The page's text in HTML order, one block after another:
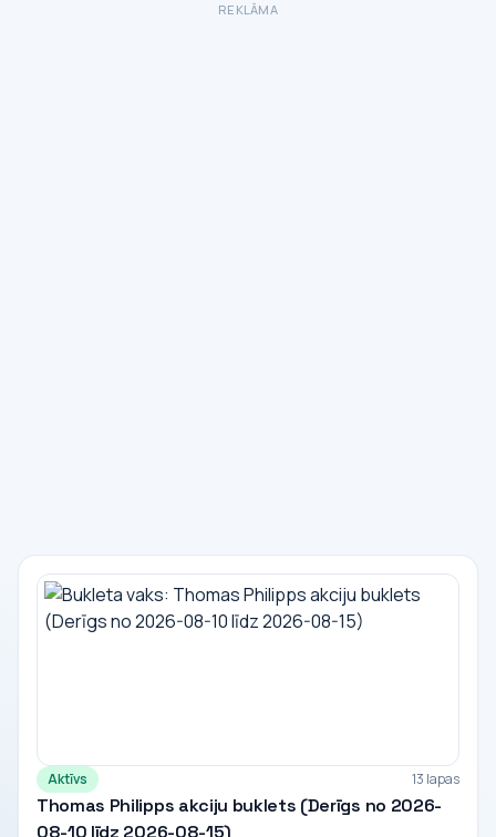
REKLĀMA
Aktīvs 13 lapas
Thomas Philipps akciju buklets (Derīgs no 2026-
08-10 līdz 2026-08-15)